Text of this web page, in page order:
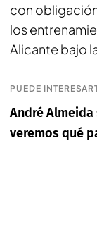
con
los
Alicante bajo
PUEDE
André
veremos qué